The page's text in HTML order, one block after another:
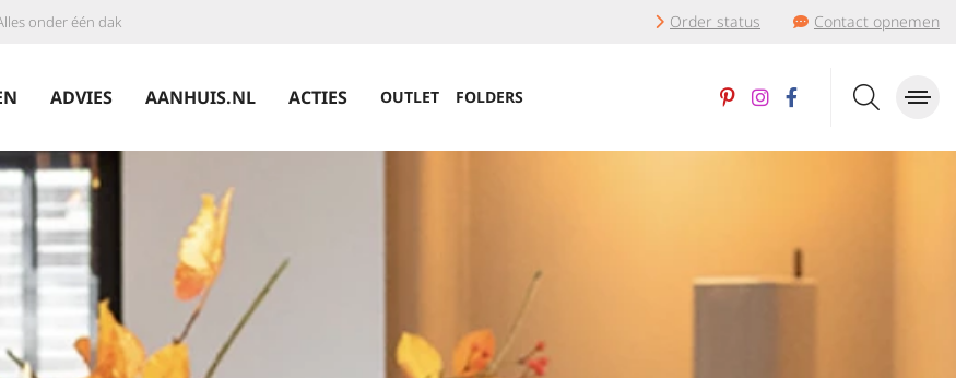
onder één dak Order status Contact opnemen
ADVIES AANHUIS.NL ACTIES OUTLET FOLDERS